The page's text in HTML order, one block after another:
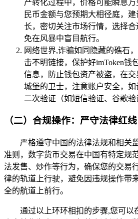
产转化过程中，价格可能瞬息
民币金额与您预期大相径庭，
长，密切关注市场行情，选择
免在风暴中盲目航行。
网络世界,诈骗如同隐藏的礁石
击不明链接，保护好imToken钱
信息，防止钱包资产被盗，在
城堡的卫士，注意账户安全，
二次验证（如短信验证、谷歌验
（二）合规操作：严守法律红线
严格遵守中国的法律法规和相关
准则，数字货币交易在中国有特定规
法发售、炒作等行为，确保您的交易
律的轨道上行驶，避免因违规操作带
全的航道上前行。
通过以上环环相扣的步骤,您可以